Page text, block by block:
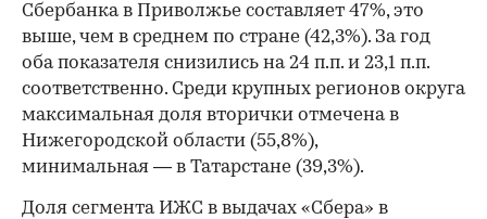
Сбербанка в Приволжье составляет 47%, это
выше, чем в среднем по стране (42,3%). За год
оба показателя снизились на 24 п.п. и 23,1 п.п.
соответственно. Среди крупных регионов округа
максимальная доля вторички отмечена в
Нижегородской области (55,8%),
минимальная — в Татарстане (39,3%).
Доля сегмента ИЖС в выдачах «Сбера» в